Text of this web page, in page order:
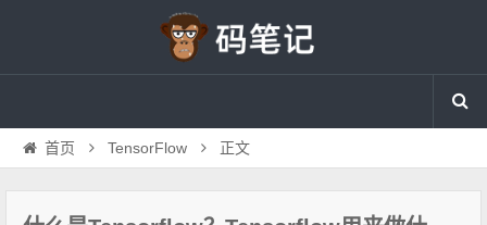
首页 TensorFlow 正文